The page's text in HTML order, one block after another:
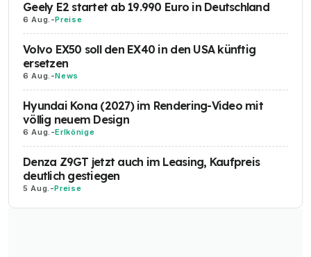
Geely E2 startet ab 19.990 Euro in Deutschland
6 Aug. -Preise
Volvo EX50 soll den EX40 in den USA künftig
ersetzen
6 Aug. -News
Hyundai Kona (2027) im Rendering-Video mit
völlig neuem Design
6 Aug. -Erlkönige
Denza Z9GT jetzt auch im Leasing, Kaufpreis
deutlich gestiegen
5 Aug. -Preise